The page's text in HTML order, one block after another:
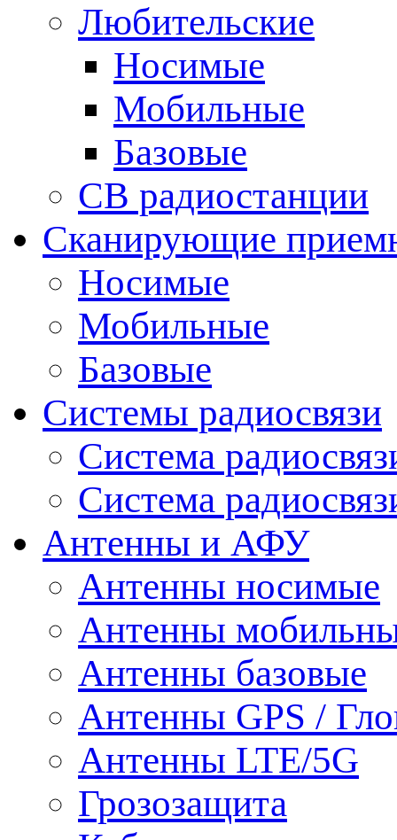
Любительские
Носимые
Мобильные
Базовые
CB радиостанции
Сканирующие
Носимые
Мобильные
Базовые
Системы радиосвязи
Система
Система
Антенны и АФУ
Антенны носимые
Антенны
Антенны базовые
Антенны GPS /
Антенны LTE/5G
Грозозащита